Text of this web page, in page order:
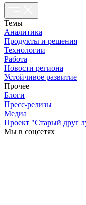
Темы
Аналитика
Продукты и решения
Технологии
Работа
Новости региона
Устойчивое развитие
Прочее
Блоги
Пресс-релизы
Медиа
Проект "Старый друг
Мы в соцсетях